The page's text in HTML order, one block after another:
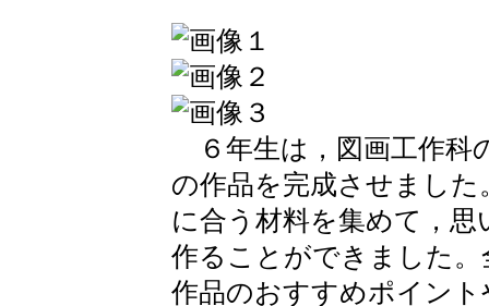
６年生は，図画工作科
の作品を完成させまし
に合う材料を集めて，
作ることができました
作品のおすすめポイン